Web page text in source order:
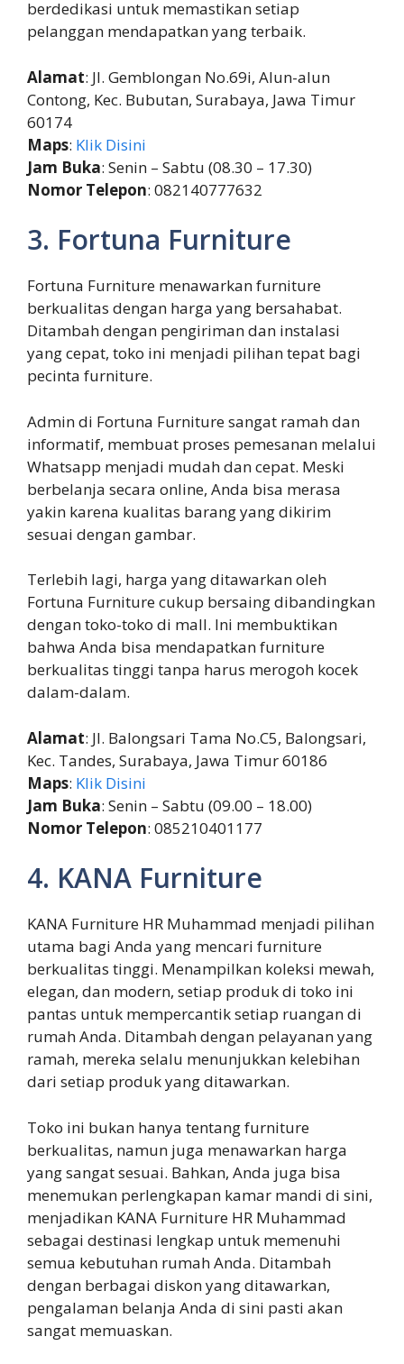
berdedikasi untuk memastikan setiap
pelanggan mendapatkan yang terbaik.
Alamat: Jl. Gemblongan No.69i, Alun-alun
Contong, Kec. Bubutan, Surabaya, Jawa Timur
60174
Maps: Klik Disini
Jam Buka: Senin – Sabtu (08.30 – 17.30)
Nomor Telepon: 082140777632
3. Fortuna Furniture
Fortuna Furniture menawarkan furniture
berkualitas dengan harga yang bersahabat.
Ditambah dengan pengiriman dan instalasi
yang cepat, toko ini menjadi pilihan tepat bagi
pecinta furniture.
Admin di Fortuna Furniture sangat ramah dan
informatif, membuat proses pemesanan melalui
Whatsapp menjadi mudah dan cepat. Meski
berbelanja secara online, Anda bisa merasa
yakin karena kualitas barang yang dikirim
sesuai dengan gambar.
Terlebih lagi, harga yang ditawarkan oleh
Fortuna Furniture cukup bersaing dibandingkan
dengan toko-toko di mall. Ini membuktikan
bahwa Anda bisa mendapatkan furniture
berkualitas tinggi tanpa harus merogoh kocek
dalam-dalam.
Alamat: Jl. Balongsari Tama No.C5, Balongsari,
Kec. Tandes, Surabaya, Jawa Timur 60186
Maps: Klik Disini
Jam Buka: Senin – Sabtu (09.00 – 18.00)
Nomor Telepon: 085210401177
4. KANA Furniture
KANA Furniture HR Muhammad menjadi pilihan
utama bagi Anda yang mencari furniture
berkualitas tinggi. Menampilkan koleksi mewah,
elegan, dan modern, setiap produk di toko ini
pantas untuk mempercantik setiap ruangan di
rumah Anda. Ditambah dengan pelayanan yang
ramah, mereka selalu menunjukkan kelebihan
dari setiap produk yang ditawarkan.
Toko ini bukan hanya tentang furniture
berkualitas, namun juga menawarkan harga
yang sangat sesuai. Bahkan, Anda juga bisa
menemukan perlengkapan kamar mandi di sini,
menjadikan KANA Furniture HR Muhammad
sebagai destinasi lengkap untuk memenuhi
semua kebutuhan rumah Anda. Ditambah
dengan berbagai diskon yang ditawarkan,
pengalaman belanja Anda di sini pasti akan
sangat memuaskan.